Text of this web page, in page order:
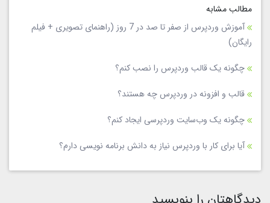
مطالب مشابه
آموزش وردپرس از صفر تا صد در 7 روز (راهنمای تصویری + فیلم
رایگان)
چگونه یک قالب وردپرس را نصب کنم؟
قالب و افزونه در وردپرس چه هستند؟
چگونه یک وب‌سایت وردپرسی ایجاد کنم؟
آیا برای کار با وردپرس نیاز به دانش برنامه‌ نویسی دارم؟